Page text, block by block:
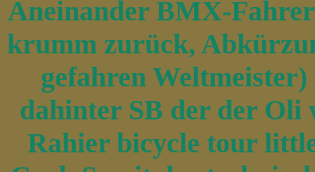
Aneinander BMX-
krumm zurück,
gefahren
dahinter SB der der Oli
Rahier bicycle tour